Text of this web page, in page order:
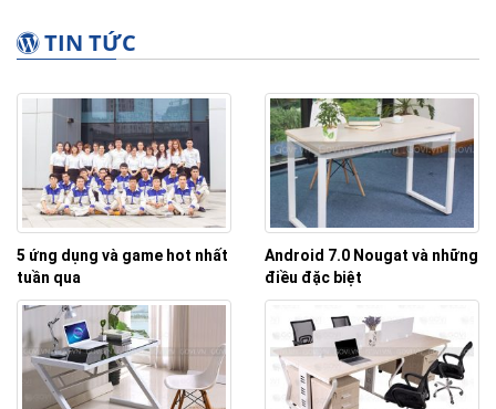
TIN TỨC
5 ứng dụng và game hot nhất
tuần qua
Android 7.0 Nougat và những
điều đặc biệt